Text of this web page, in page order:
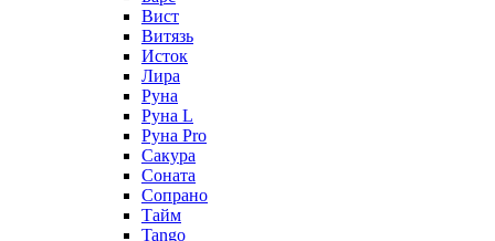
Вист
Витязь
Исток
Лира
Руна
Руна L
Руна Pro
Сакура
Соната
Сопрано
Тайм
Tango